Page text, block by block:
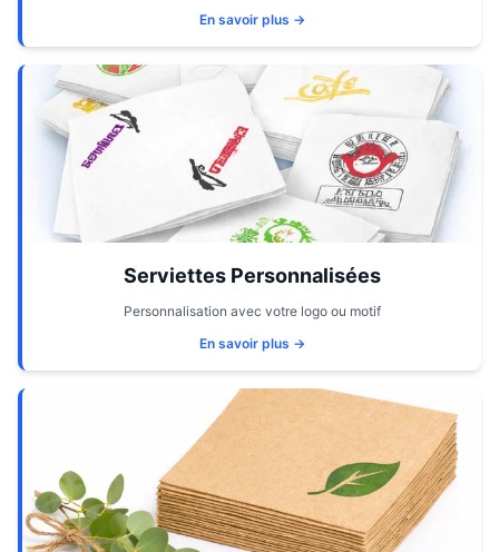
En savoir plus →
Serviettes Personnalisées
Personnalisation avec votre logo ou motif
En savoir plus →